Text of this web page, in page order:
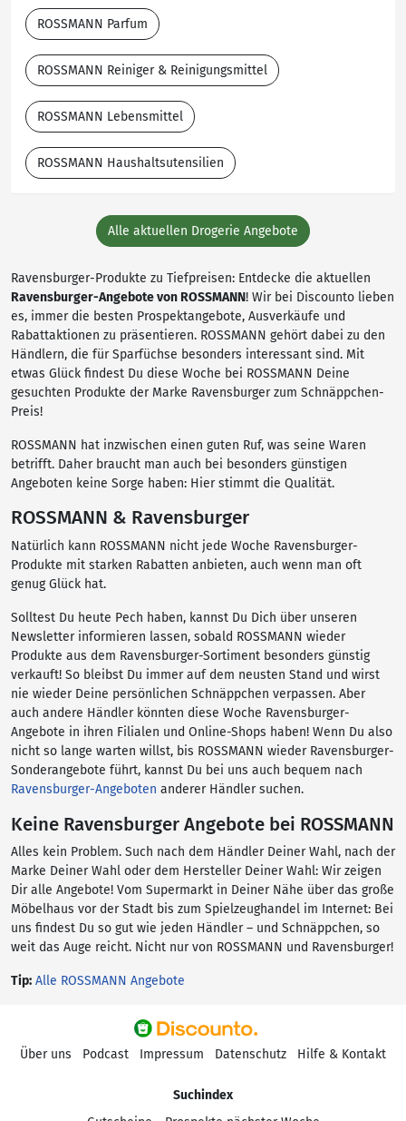
ROSSMANN Parfum
ROSSMANN Reiniger & Reinigungsmittel
ROSSMANN Lebensmittel
ROSSMANN Haushaltsutensilien
Alle aktuellen Drogerie Angebote
Ravensburger-Produkte zu Tiefpreisen: Entdecke die aktuellen
Ravensburger-Angebote von ROSSMANN! Wir bei Discounto lieben
es, immer die besten Prospektangebote, Ausverkäufe und
Rabattaktionen zu präsentieren. ROSSMANN gehört dabei zu den
Händlern, die für Sparfüchse besonders interessant sind. Mit
etwas Glück findest Du diese Woche bei ROSSMANN Deine
gesuchten Produkte der Marke Ravensburger zum Schnäppchen-
Preis!
ROSSMANN hat inzwischen einen guten Ruf, was seine Waren
betrifft. Daher braucht man auch bei besonders günstigen
Angeboten keine Sorge haben: Hier stimmt die Qualität.
ROSSMANN & Ravensburger
Natürlich kann ROSSMANN nicht jede Woche Ravensburger-
Produkte mit starken Rabatten anbieten, auch wenn man oft
genug Glück hat.
Solltest Du heute Pech haben, kannst Du Dich über unseren
Newsletter informieren lassen, sobald ROSSMANN wieder
Produkte aus dem Ravensburger-Sortiment besonders günstig
verkauft! So bleibst Du immer auf dem neusten Stand und wirst
nie wieder Deine persönlichen Schnäppchen verpassen. Aber
auch andere Händler könnten diese Woche Ravensburger-
Angebote in ihren Filialen und Online-Shops haben! Wenn Du also
nicht so lange warten willst, bis ROSSMANN wieder Ravensburger-
Sonderangebote führt, kannst Du bei uns auch bequem nach
Ravensburger-Angeboten anderer Händler suchen.
Keine Ravensburger Angebote bei ROSSMANN
Alles kein Problem. Such nach dem Händler Deiner Wahl, nach der
Marke Deiner Wahl oder dem Hersteller Deiner Wahl: Wir zeigen
Dir alle Angebote! Vom Supermarkt in Deiner Nähe über das große
Möbelhaus vor der Stadt bis zum Spielzeughandel im Internet: Bei
uns findest Du so gut wie jeden Händler – und Schnäppchen, so
weit das Auge reicht. Nicht nur von ROSSMANN und Ravensburger!
Tip: Alle ROSSMANN Angebote
Über uns Podcast Impressum Datenschutz Hilfe & Kontakt
Suchindex